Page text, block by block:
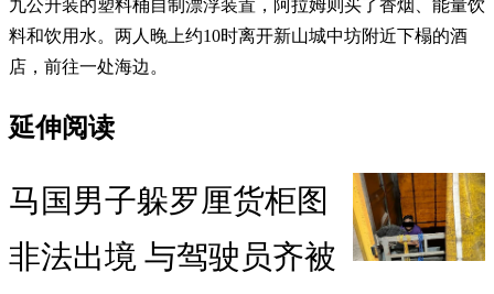
九公升装的塑料桶自制漂浮装置，阿拉姆则买了香烟、能量饮
料和饮用水。两人晚上约10时离开新山城中坊附近下榻的酒
店，前往一处海边。
延伸阅读
马国男子躲罗厘货柜图
非法出境 与驾驶员齐被